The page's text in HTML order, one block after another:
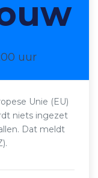
uur
Unie (EU)
niets ingezet
Dat meldt